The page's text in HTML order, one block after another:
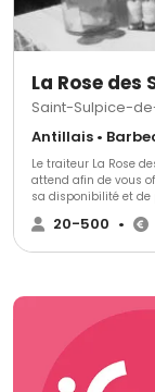
La Rose des
Saint-Sulpice-
Antillais •
Le traiteur La Rose
attend afin de vous
sa disponibilité et
désirs de
extraordinaire, mais
20-500 •